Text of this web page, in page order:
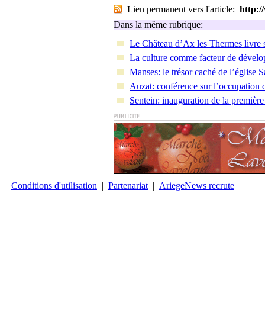
Lien permanent vers l'article: http://
Dans la même rubrique:
Le Château d’Ax les Thermes livre
La culture comme facteur de
Manses: le trésor caché de l’église
Auzat: conférence sur l’occupation
Sentein: inauguration de la
Conditions d'utilisation | Partenariat | AriegeNews recrute